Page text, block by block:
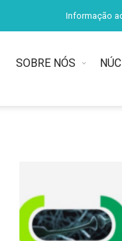
Informação
SOBRE NÓS